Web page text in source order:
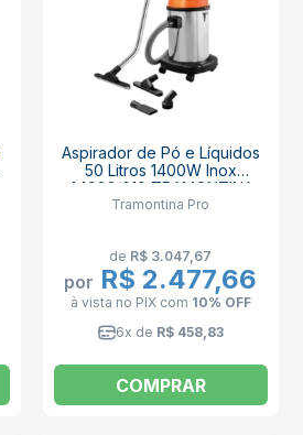
Aspirador de Pó e Líquidos
50 Litros 1400W Inox
44982/010 TRAMONTINA
PRO
Tramontina Pro
de R$ 3.047,67
por R$ 2.477,66
à vista no PIX com 10% OFF
6x de R$ 458,83
COMPRAR